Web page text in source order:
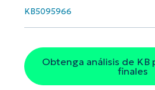
KB5095966
Obtenga análisis de KB
finales